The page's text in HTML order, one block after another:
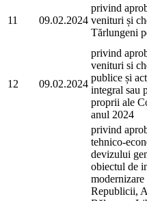
11 09.02.2024
privind
venituri și
Tărlungeni
12 09.02.2024
privind
venituri si
publice și
integral sau
proprii ale
anul 2024
privind
tehnico-
devizului
obiectul de
Republicii,